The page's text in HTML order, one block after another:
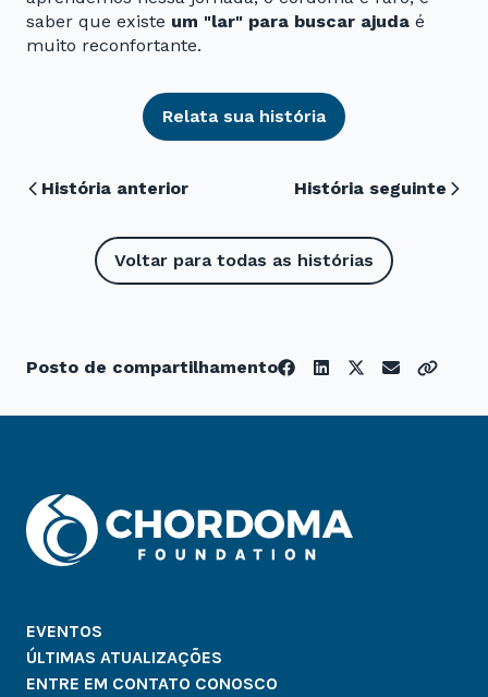
saber que existe um "lar" para buscar ajuda é
muito reconfortante.
Relata sua história
História anterior História seguinte
Voltar para todas as histórias
Posto de compartilhamento
EVENTOS
ÚLTIMAS ATUALIZAÇÕES
ENTRE EM CONTATO CONOSCO